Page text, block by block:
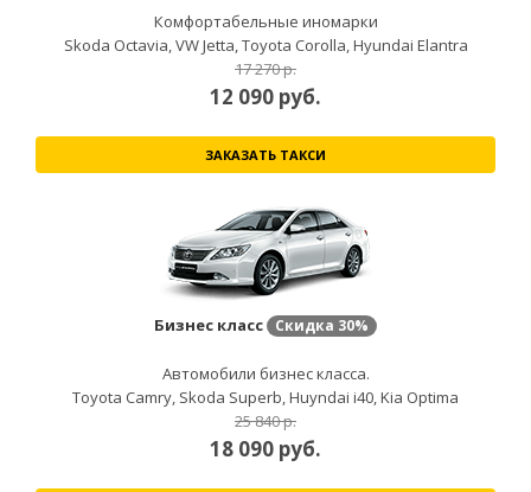
Комфортабельные иномарки
Skoda Octavia, VW Jetta, Toyota Corolla, Hyundai Elantra
17 270 р.
12 090 руб.
ЗАКАЗАТЬ ТАКСИ
Бизнес класс Скидка 30%
Автомобили бизнес класса.
Toyota Camry, Skoda Superb, Huyndai i40, Kia Optima
25 840 р.
18 090 руб.